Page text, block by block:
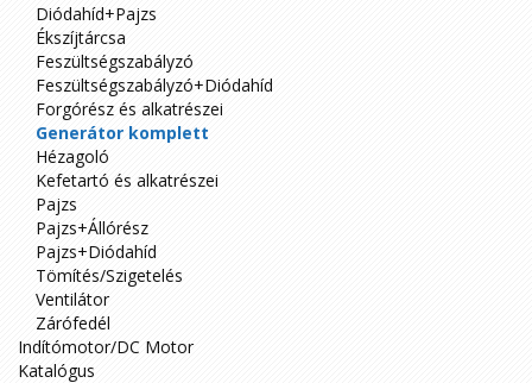
Diódahíd+Pajzs
Ékszíjtárcsa
Feszültségszabályzó
Feszültségszabályzó+Diódahíd
Forgórész és alkatrészei
Generátor komplett
Hézagoló
Kefetartó és alkatrészei
Pajzs
Pajzs+Állórész
Pajzs+Diódahíd
Tömítés/Szigetelés
Ventilátor
Zárófedél
Indítómotor/DC Motor
Katalógus